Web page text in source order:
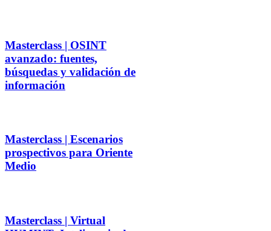
Masterclass | OSINT
avanzado: fuentes,
búsquedas y validación de
información
Masterclass | Escenarios
prospectivos para Oriente
Medio
Masterclass | Virtual